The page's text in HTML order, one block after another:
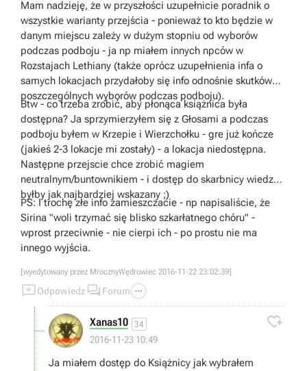
Mam nadzieję, że w przyszłości uzupełnicie poradnik o
wszystkie warianty przejścia - ponieważ to kto będzie w
danym miejscu zależy w dużym stopniu od wyborów
podczas podboju - ja np miałem innych npców w
Rozstajach Lethiany (także oprócz uzupełnienia infa o
samych lokacjach przydałoby się info odnośnie skutków
poszczególnych wyborów podczas podboju).
Btw - co trzeba zrobić, aby płonąca książnica była
dostępna? Ja sprzymierzyłem się z Głosami a podczas
podboju byłem w Krzepie i Wierzchołku - gre już kończe
(jakieś 2-3 lokacje mi zostały) - a lokacja niedostępna.
Następne przejscie chce zrobić magiem
neutralnym/buntownikiem - i dostęp do skarbnicy wiedzy
byłby jak najbardziej wskazany ;)
PS: I trochę złe info zamieszczacie - np napisaliście, że
Sirina "woli trzymać się blisko szkarłatnego chóru" -
wprost przeciwnie - nie cierpi ich - po prostu nie ma
innego wyjścia.
[wyedytowany przez MrocznyWędrowiec 2016-11-22 23:02:39]
Odpowiedz  Forum 
Xanas10 34
2016-11-23 10:49

Ja miałem dostęp do Książnicy jak wybrałem